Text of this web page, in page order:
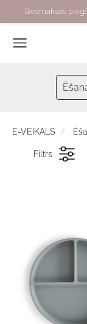
Bezmaksas
E-VEIKALS
Filtrs